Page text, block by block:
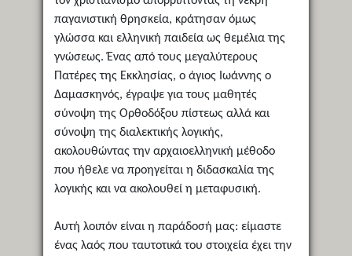
παγανιστική θρησκεία, κράτησαν όμως
γλώσσα και ελληνική παιδεία ως θεμέλια της
γνώσεως. Ένας από τους μεγαλύτερους
Πατέρες της Εκκλησίας, ο άγιος Ιωάννης ο
Δαμασκηνός, έγραψε για τους μαθητές
σύνοψη της Ορθοδόξου πίστεως αλλά και
σύνοψη της διαλεκτικής λογικής,
ακολουθώντας την αρχαιοελληνική μέθοδο
που ήθελε να προηγείται η διδασκαλία της
λογικής και να ακολουθεί η μεταφυσική.
Αυτή λοιπόν είναι η παράδοσή μας: είμαστε
ένας λαός που ταυτοτικά του στοιχεία έχει την